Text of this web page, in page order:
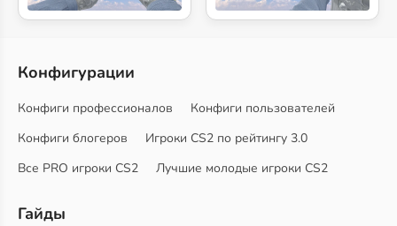
Конфигурации
Конфиги профессионалов
Конфиги пользователей
Конфиги блогеров
Игроки CS2 по рейтингу 3.0
Все PRO игроки CS2
Лучшие молодые игроки CS2
Гайды